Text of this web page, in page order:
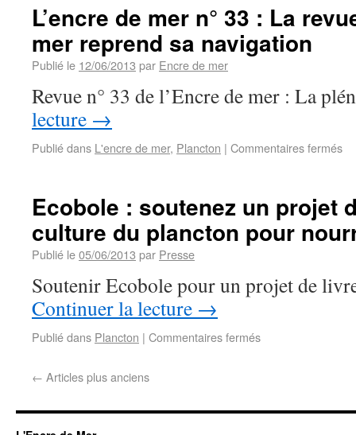
L’encre de mer n° 33 : La
mer reprend sa navigation
Publié le 12/06/2013 par Encre de mer
Revue n° 33 de l’Encre de mer : La
lecture →
Publié dans L'encre de mer, Plancton | Commentaires fermés
Ecobole : soutenez un projet
culture du plancton pour
Publié le05/06/2013 par Presse
Soutenir Ecobole pour un projet de
Continuer la lecture →
Publié dans Plancton | Commentaires fermés
← Articles plus anciens